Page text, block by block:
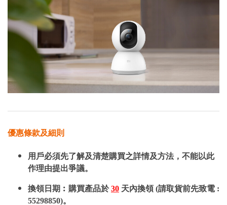
優惠條款及細則
用戶必須先了解及清楚購買之詳情及方法，不能以此
作理由提出爭議。
換領日期︰購買產品於30 天內換領 (請取貨前先致電 :
55298850)。